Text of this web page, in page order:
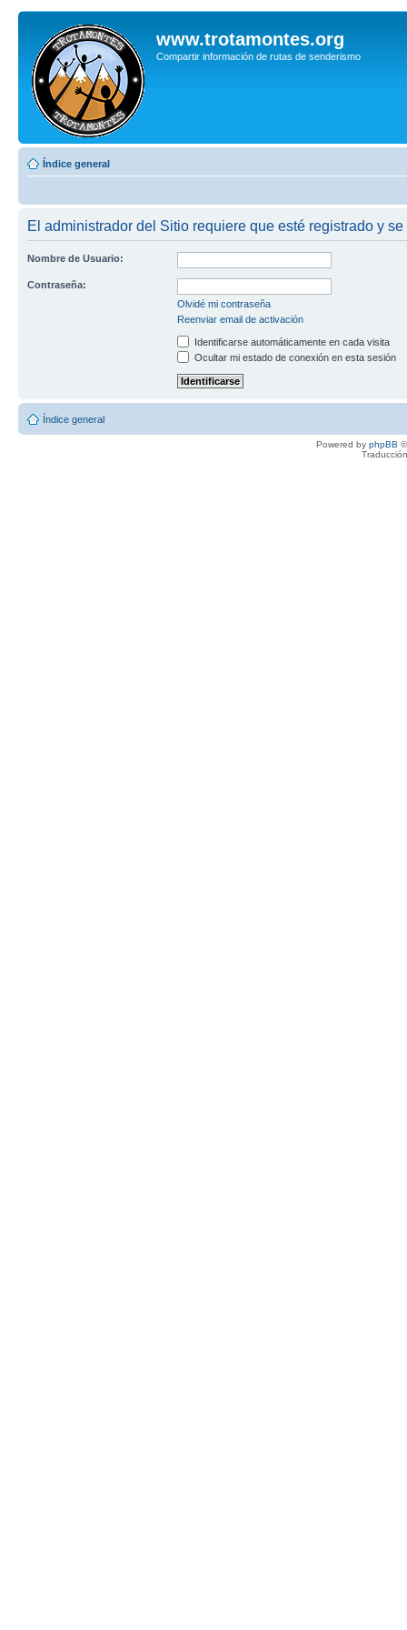
www.trotamontes.org
Compartir información de rutas de senderismo
Índice general
El administrador del Sitio requiere que esté registrado y
Nombre de Usuario:
Contraseña:
Olvidé mi contraseña
Reenviar email de activación
Identificarse automáticamente en cada visita
Ocultar mi estado de conexión en esta sesión
Índice general
Powered by phpBB